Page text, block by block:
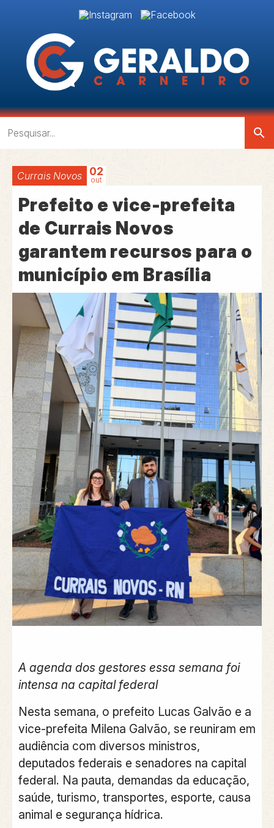
search
Currais Novos 02
out
Prefeito e vice-prefeita
de Currais Novos
garantem recursos para o
município em Brasília
A agenda dos gestores essa semana foi
intensa na capital federal
Nesta semana, o prefeito Lucas Galvão e a
vice-prefeita Milena Galvão, se reuniram em
audiência com diversos ministros,
deputados federais e senadores na capital
federal. Na pauta, demandas da educação,
saúde, turismo, transportes, esporte, causa
animal e segurança hídrica.